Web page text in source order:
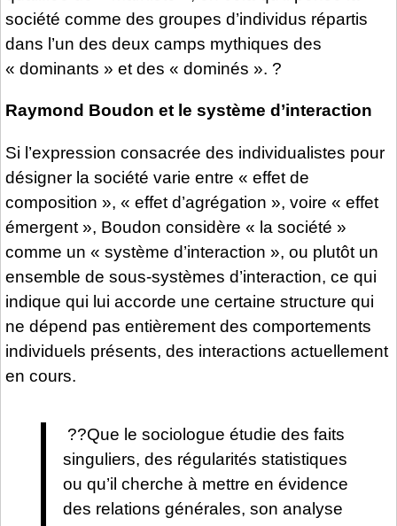
société comme des groupes d’individus répartis
dans l’un des deux camps mythiques des
« dominants » et des « dominés ». ?
Raymond Boudon et le système d’interaction
Si l’expression consacrée des individualistes pour
désigner la société varie entre « effet de
composition », « effet d’agrégation », voire « effet
émergent », Boudon considère « la société »
comme un « système d’interaction », ou plutôt un
ensemble de sous-systèmes d’interaction, ce qui
indique qui lui accorde une certaine structure qui
ne dépend pas entièrement des comportements
individuels présents, des interactions actuellement
en cours.
??Que le sociologue étudie des faits
singuliers, des régularités statistiques
ou qu’il cherche à mettre en évidence
des relations générales, son analyse